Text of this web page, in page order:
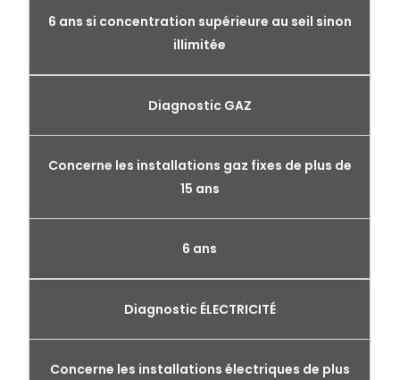
6 ans si concentration supérieure au seil sinon
illimitée
Diagnostic GAZ
Concerne les installations gaz fixes de plus de
15 ans
6 ans
Diagnostic ÉLECTRICITÉ
Concerne les installations électriques de plus